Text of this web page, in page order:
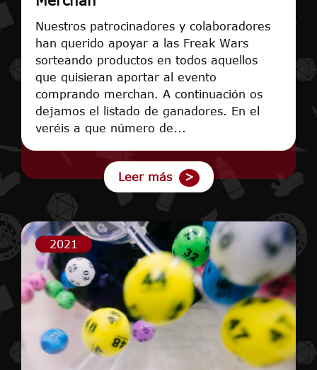
Nuestros patrocinadores y colaboradores
han querido apoyar a las Freak Wars
sorteando productos en todos aquellos
que quisieran aportar al evento
comprando merchan. A continuación os
dejamos el listado de ganadores. En el
veréis a que número de...
Leer más
2021